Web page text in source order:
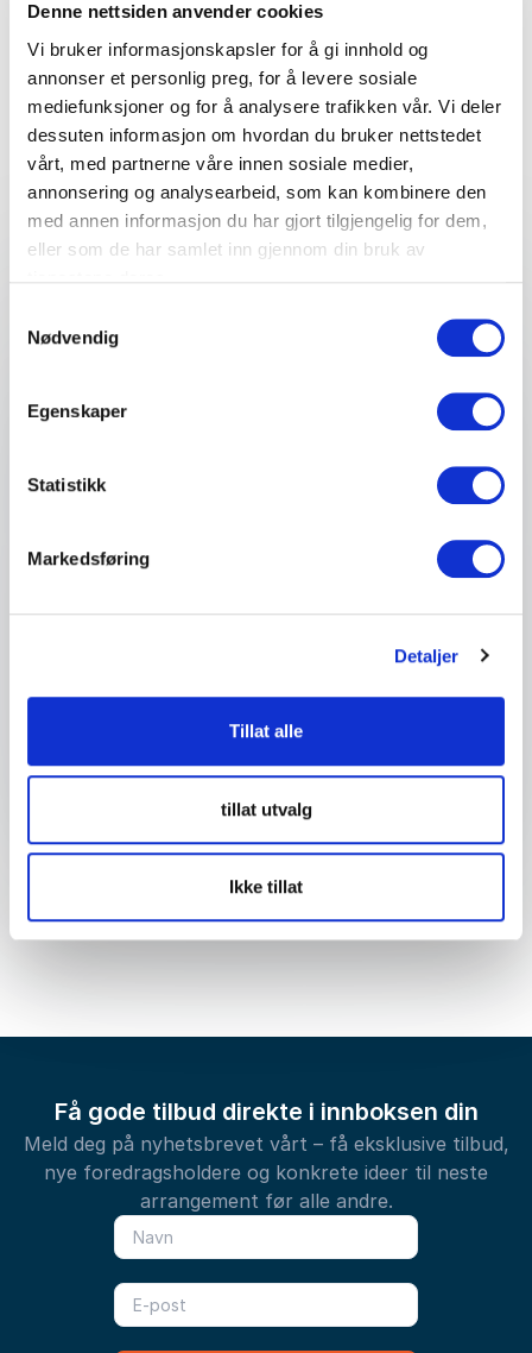
Denne nettsiden anvender cookies
Vi bruker informasjonskapsler for å gi innhold og
annonser et personlig preg, for å levere sosiale
mediefunksjoner og for å analysere trafikken vår. Vi deler
dessuten informasjon om hvordan du bruker nettstedet
vårt, med partnerne våre innen sosiale medier,
annonsering og analysearbeid, som kan kombinere den
med annen informasjon du har gjort tilgjengelig for dem,
eller som de har samlet inn gjennom din bruk av
Nødvendig
Egenskaper
Statistikk
Markedsføring
Detaljer
Tillat alle
tillat utvalg
Ikke tillat
Uforpliktende og kompetent
rådgivning for et vellykket
arrangement
Fyll ut kontaktskjemaet – vi tar kontakt med deg
veldig raskt!
Send forespørsel
Få gode tilbud direkte i innboksen din
Meld deg på nyhetsbrevet vårt – få eksklusive tilbud,
nye foredragsholdere og konkrete ideer til neste
arrangement før alle andre.